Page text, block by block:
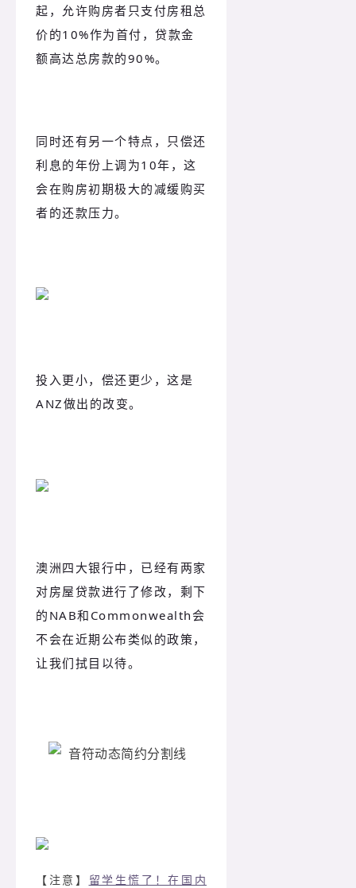
起，允许购房者只支付房租总
价的10%作为首付，贷款金
额高达总房款的90%。
同时还有另一个特点，只偿还
利息的年份上调为10年，这
会在购房初期极大的减缓购买
者的还款压力。
投入更小，偿还更少，这是
ANZ做出的改变。
澳洲四大银行中，已经有两家
对房屋贷款进行了修改，剩下
的NAB和Commonwealth会
不会在近期公布类似的政策，
让我们拭目以待。
【注意】 留学生慌了！在国内